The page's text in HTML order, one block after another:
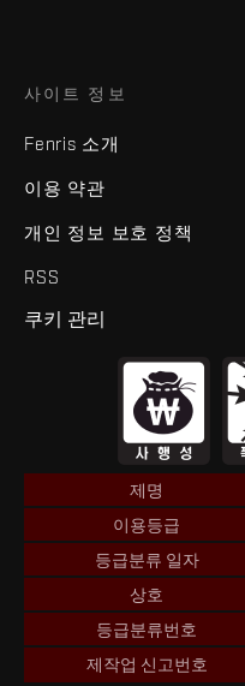
사이트 정보
Fenris 소개
이용 약관
개인 정보 보호 정책
RSS
쿠키 관리
제명
이용등급
등급분류 일자
상호
등급분류번호
제작업 신고번호